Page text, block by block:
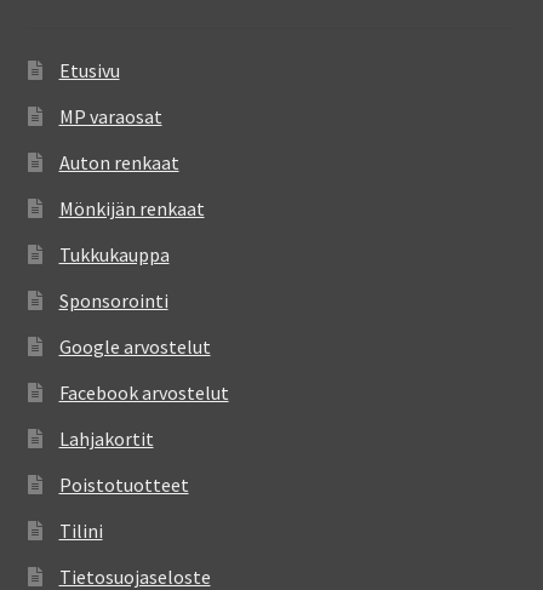
Etusivu
MP varaosat
Auton renkaat
Mönkijän renkaat
Tukkukauppa
Sponsorointi
Google arvostelut
Facebook arvostelut
Lahjakortit
Poistotuotteet
Tilini
Tietosuojaseloste